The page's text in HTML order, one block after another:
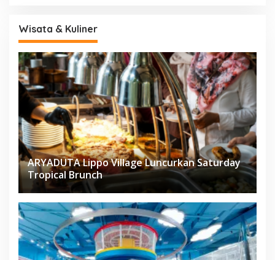
Wisata & Kuliner
ARYADUTA Lippo Village Luncurkan Saturday
Tropical Brunch